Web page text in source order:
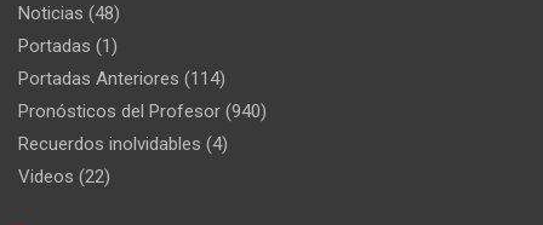
Noticias (48)
Portadas (1)
Portadas Anteriores (114)
Pronósticos del Profesor (940)
Recuerdos inolvidables (4)
Videos (22)